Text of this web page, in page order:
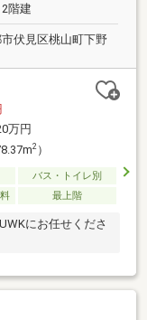
階建
伏見区桃山町下野
万円
2）
バス・トイレ別
最上階
にお任せくださ